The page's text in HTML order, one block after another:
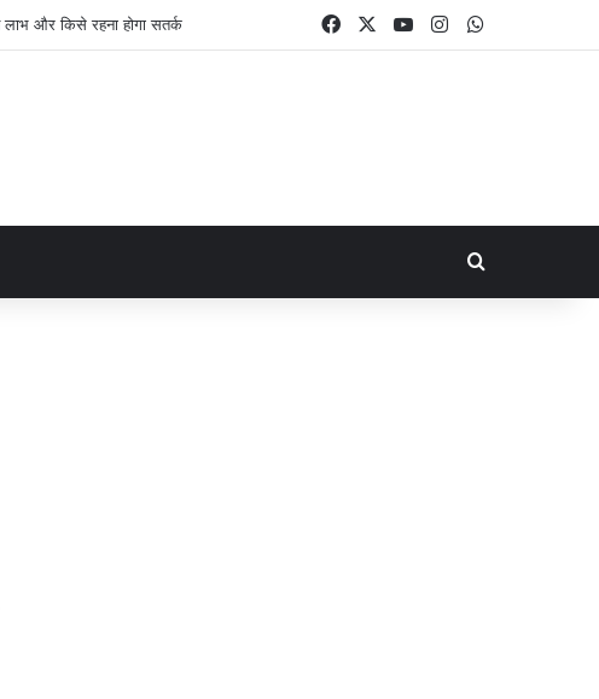
FacebookYouTubeInstagram
Search for